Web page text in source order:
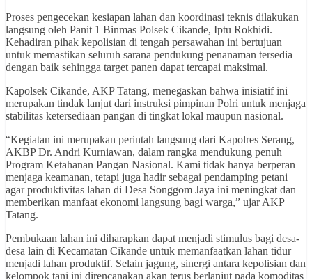
Proses pengecekan kesiapan lahan dan koordinasi teknis dilakukan
langsung oleh Panit 1 Binmas Polsek Cikande, Iptu Rokhidi.
Kehadiran pihak kepolisian di tengah persawahan ini bertujuan
untuk memastikan seluruh sarana pendukung penanaman tersedia
dengan baik sehingga target panen dapat tercapai maksimal.
Kapolsek Cikande, AKP Tatang, menegaskan bahwa inisiatif ini
merupakan tindak lanjut dari instruksi pimpinan Polri untuk menjaga
stabilitas ketersediaan pangan di tingkat lokal maupun nasional.
“Kegiatan ini merupakan perintah langsung dari Kapolres Serang,
AKBP Dr. Andri Kurniawan, dalam rangka mendukung penuh
Program Ketahanan Pangan Nasional. Kami tidak hanya berperan
menjaga keamanan, tetapi juga hadir sebagai pendamping petani
agar produktivitas lahan di Desa Songgom Jaya ini meningkat dan
memberikan manfaat ekonomi langsung bagi warga,” ujar AKP
Tatang.
Pembukaan lahan ini diharapkan dapat menjadi stimulus bagi desa-
desa lain di Kecamatan Cikande untuk memanfaatkan lahan tidur
menjadi lahan produktif. Selain jagung, sinergi antara kepolisian dan
kelompok tani ini direncanakan akan terus berlanjut pada komoditas